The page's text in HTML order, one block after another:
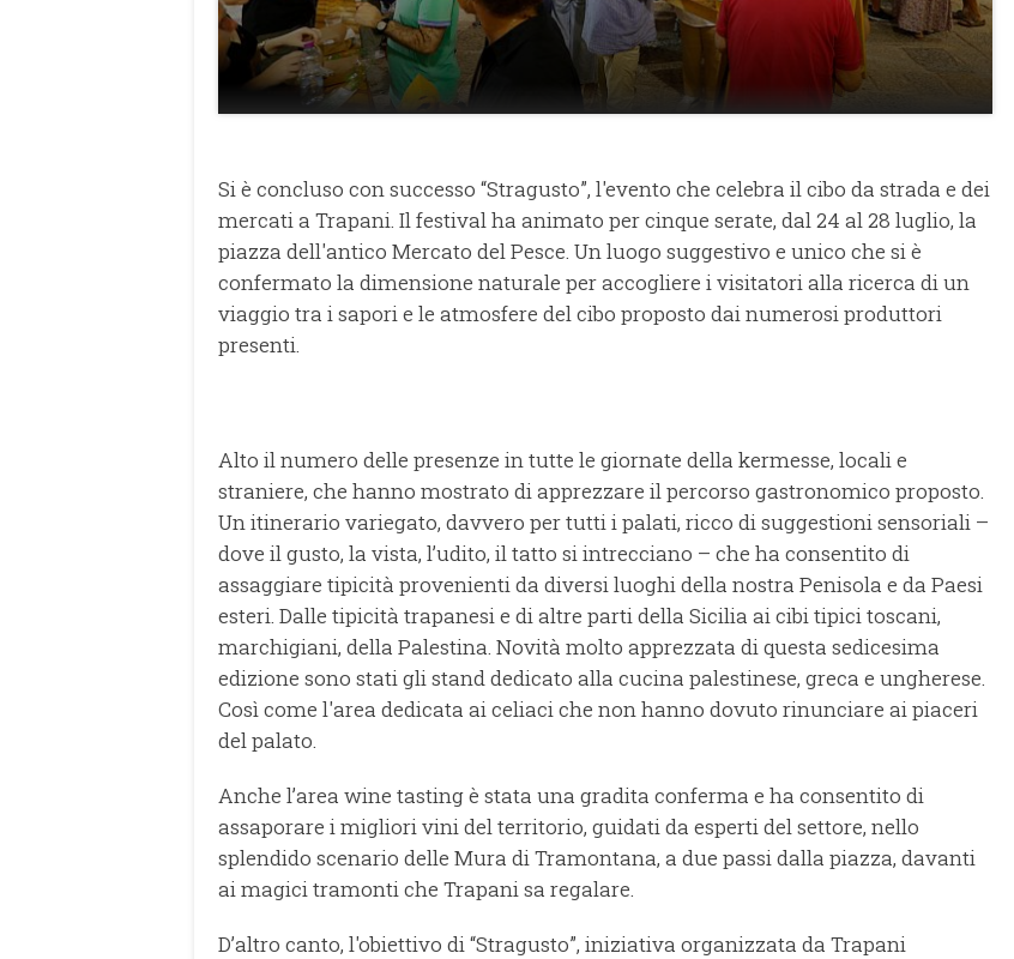
Si è concluso con successo “Stragusto”, l'evento che celebra il cibo da strada e dei
mercati a Trapani. Il festival ha animato per cinque serate, dal 24 al 28 luglio, la
piazza dell'antico Mercato del Pesce. Un luogo suggestivo e unico che si è
confermato la dimensione naturale per accogliere i visitatori alla ricerca di un
viaggio tra i sapori e le atmosfere del cibo proposto dai numerosi produttori
presenti.
Alto il numero delle presenze in tutte le giornate della kermesse, locali e
straniere, che hanno mostrato di apprezzare il percorso gastronomico proposto.
Un itinerario variegato, davvero per tutti i palati, ricco di suggestioni sensoriali –
dove il gusto, la vista, l’udito, il tatto si intrecciano – che ha consentito di
assaggiare tipicità provenienti da diversi luoghi della nostra Penisola e da Paesi
esteri. Dalle tipicità trapanesi e di altre parti della Sicilia ai cibi tipici toscani,
marchigiani, della Palestina. Novità molto apprezzata di questa sedicesima
edizione sono stati gli stand dedicato alla cucina palestinese, greca e ungherese.
Così come l'area dedicata ai celiaci che non hanno dovuto rinunciare ai piaceri
del palato.
Anche l’area wine tasting è stata una gradita conferma e ha consentito di
assaporare i migliori vini del territorio, guidati da esperti del settore, nello
splendido scenario delle Mura di Tramontana, a due passi dalla piazza, davanti
ai magici tramonti che Trapani sa regalare.
D’altro canto, l'obiettivo di “Stragusto”, iniziativa organizzata da Trapani